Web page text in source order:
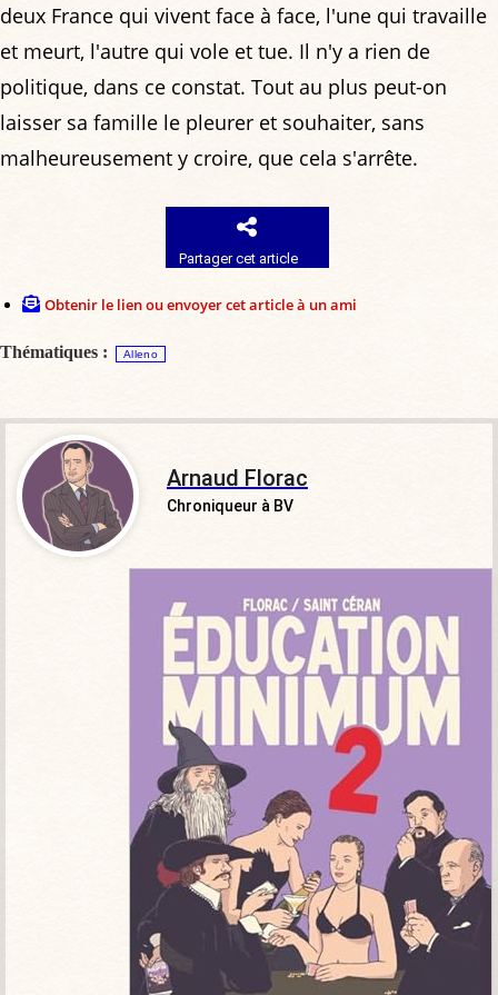
deux France qui vivent face à face, l'une qui travaille
et meurt, l'autre qui vole et tue. Il n'y a rien de
politique, dans ce constat. Tout au plus peut-on
laisser sa famille le pleurer et souhaiter, sans
malheureusement y croire, que cela s'arrête.
Partager cet article
Obtenir le lien ou envoyer cet article à un ami
Thématiques : Alleno
Arnaud Florac
Chroniqueur à BV